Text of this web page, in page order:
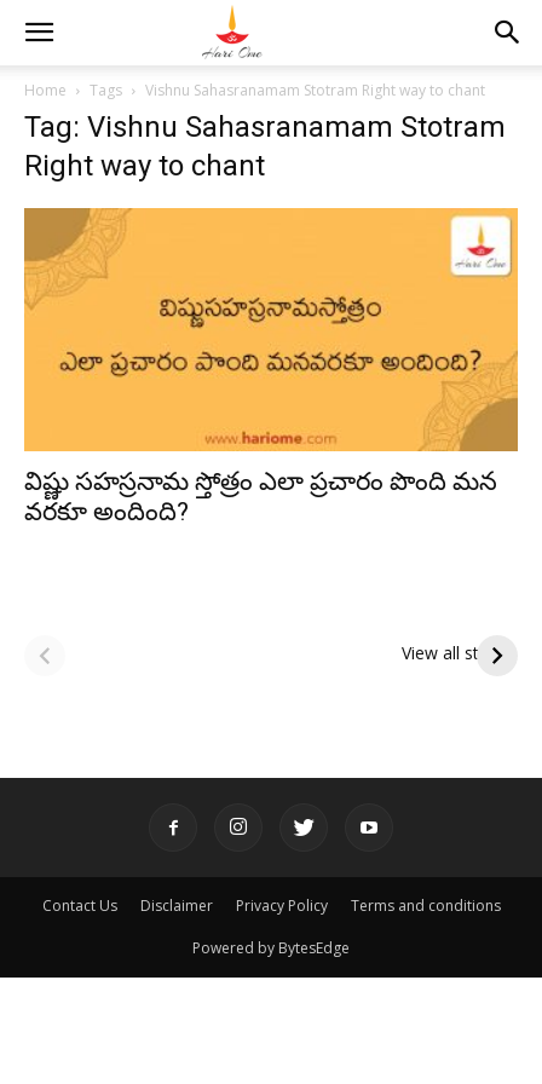
Home Tags Vishnu Sahasranamam Stotram Right way to chant
Tag: Vishnu Sahasranamam Stotram
Right way to chant
విష్ణు సహస్రనామ స్తోత్రం ఎలా ప్రచారం పొంది మన
వరకూ అందింది?
View all stories
పితృదేవతల ఆశీర్వాదం
ఇంద్రకీలాద్రి గిరి ప్రదక్షిణ
Contact Us Disclaimer Privacy Policy Terms and conditions
Powered by BytesEdge